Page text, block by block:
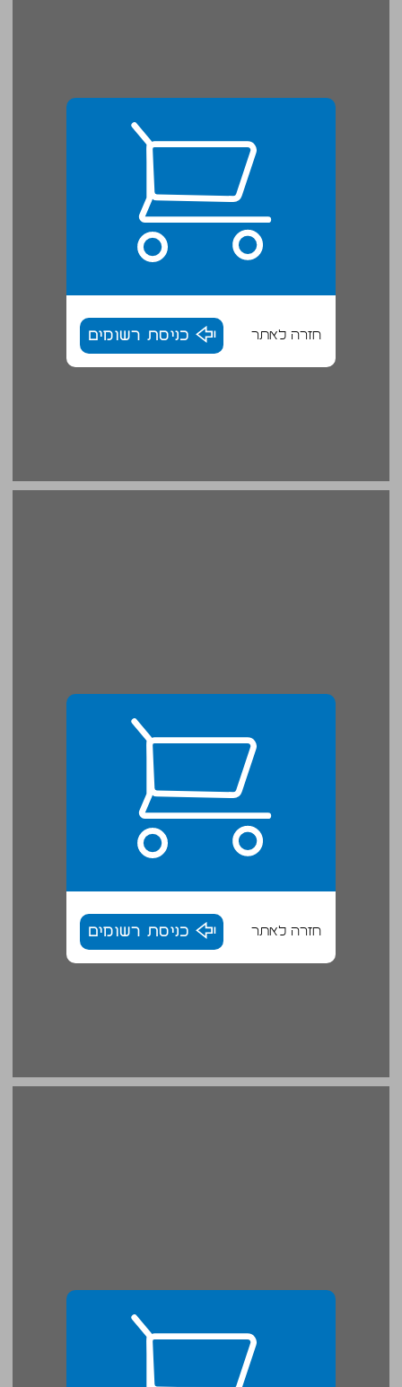
חזרה לאתר כניסת רשומים
חזרה לאתר כניסת רשומים